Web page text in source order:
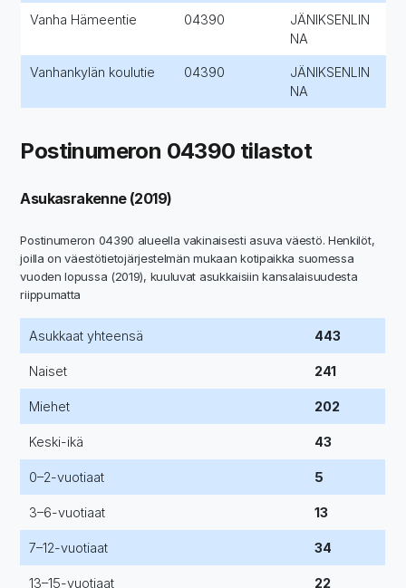
Vanha Hämeentie 04390
JÄNIKSENLIN
NA
Vanhankylän koulutie 04390
JÄNIKSENLIN
NA
Postinumeron 04390 tilastot
Asukasrakenne (2019)
Postinumeron 04390 alueella vakinaisesti asuva väestö. Henkilöt,
joilla on väestötietojärjestelmän mukaan kotipaikka suomessa
vuoden lopussa (2019), kuuluvat asukkaisiin kansalaisuudesta
riippumatta
Asukkaat yhteensä 443
Naiset 241
Miehet 202
Keski-ikä 43
0–2-vuotiaat 5
3–6-vuotiaat 13
7–12-vuotiaat 34
13–15-vuotiaat 22